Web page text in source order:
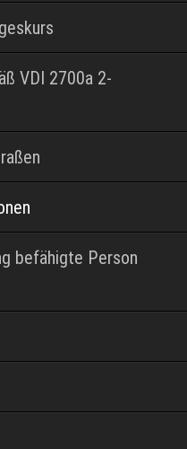
VDI 2700a 2-
befähigte Person